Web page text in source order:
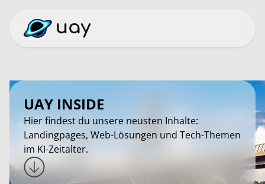
UAY INSIDE
Hier findest du unsere neusten Inhalte:
Landingpages, Web-Lösungen und Tech-Themen
im KI-Zeitalter.